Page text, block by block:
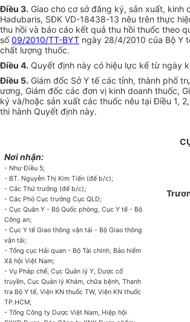
Điều 3. Giao cho cơ sở đăng ký, sản xuất, kinh
Hadubaris, SĐK VD-18438-13 nêu trên thực
thu hồi và báo cáo kết quả thu hồi thuốc theo
số09/2010/TT-BYT ngày 28/4/2010 của Bộ Y
chất lượng thuốc.
Điều 4. Quyết định này có hiệu lực kể từ ngày
Điều 5. Giám đốc Sở Y tế các tỉnh, thành phố
ương, Giám đốc các đơn vị kinh doanh thuốc,
ký và/hoặc sản xuất các thuốc nêu tại Điều 1,
thi hành Quyết định này.
Nơi nhận:
- Như Điều 5;
- BT. Nguyễn Thị Kim Tiến (để b/c);
- Các Thứ trưởng (để b/c);
- Các Phó Cục trưởng Cục QLD;
- Cục Quân Y - Bộ Quốc phòng, Cục Y tế - Bộ
Công an;
- Cục Y tế Giao thông vận tải - Bộ Giao thông
vận tải;
- Tổng cục Hải quan - Bộ Tài chính, Bảo hiểm
Xã hội Việt Nam;
- Vụ Pháp chế, Cục Quản lý Y, Dược cổ
truyền, Cục Quản lý Khám, chữa bệnh, Thanh
tra Bộ Y tế, Viện KN thuốc TW, Viện KN thuốc
TP.HCM;
- Tổng Công ty Dược Việt Nam, Hiệp hội